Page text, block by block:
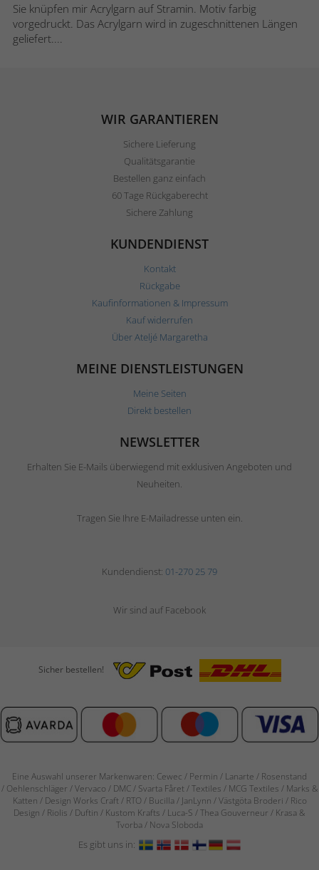
Sie knüpfen mir Acrylgarn auf Stramin. Motiv farbig
vorgedruckt. Das Acrylgarn wird in zugeschnittenen Längen
geliefert....
WIR GARANTIEREN
Sichere Lieferung
Qualitätsgarantie
Bestellen ganz einfach
60 Tage Rückgaberecht
Sichere Zahlung
KUNDENDIENST
Kontakt
Rückgabe
Kaufinformationen & Impressum
Kauf widerrufen
Über Ateljé Margaretha
MEINE DIENSTLEISTUNGEN
Meine Seiten
Direkt bestellen
NEWSLETTER
Erhalten Sie E-Mails überwiegend mit exklusiven Angeboten und
Neuheiten.
Tragen Sie Ihre E-Mailadresse unten ein.
Kundendienst: 01-270 25 79
Wir sind auf Facebook
Sicher bestellen!
Eine Auswahl unserer Markenwaren: Cewec / Permin / Lanarte / Rosenstand
/ Oehlenschläger / Vervaco / DMC / Svarta Fåret / Textiles / MCG Textiles / Marks &
Katten / Design Works Craft / RTO / Bucilla / JanLynn / Västgöta Broderi / Rico
Design / Riolis / Duftin / Kustom Krafts / Luca-S / Thea Gouverneur / Krasa &
Tvorba / Nova Sloboda
Es gibt uns in: